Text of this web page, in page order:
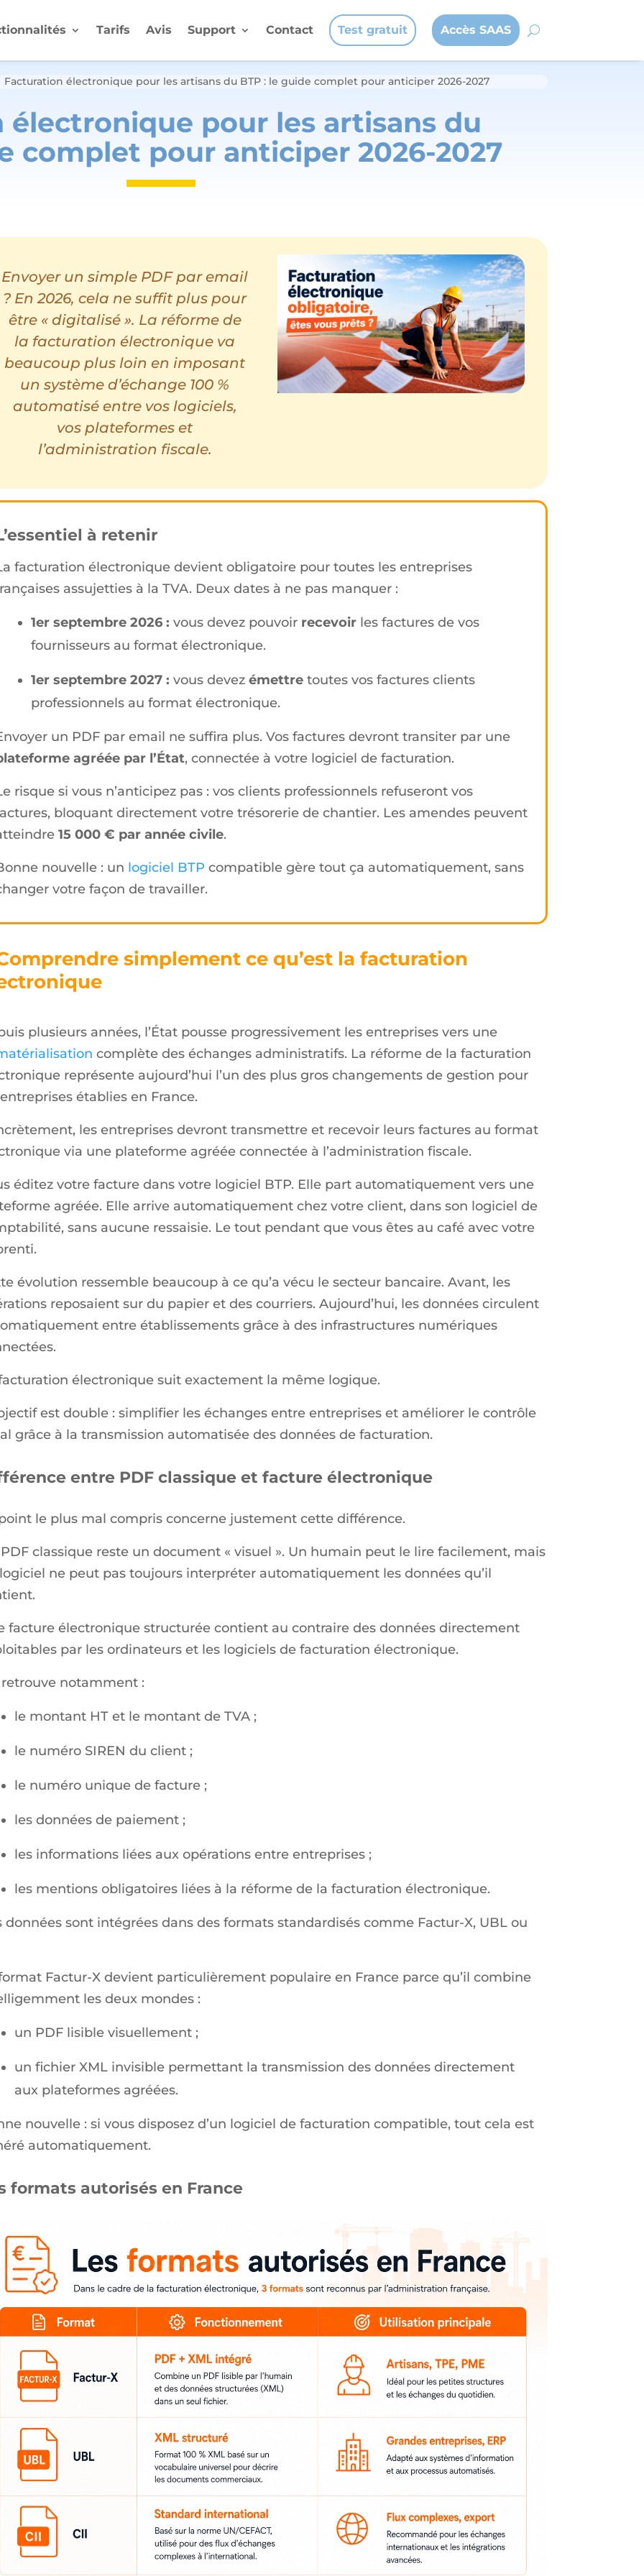
Tarifs Avis Support Contact Test gratuit Accès SAAS
Facturation électronique pour les artisans du BTP : le guide complet pour anticiper 2026-2027
électronique pour les artisans du
complet pour anticiper 2026-2027
Envoyer un simple PDF par email
? En 2026, cela ne suffit plus pour
être « digitalisé ». La réforme de
la facturation électronique va
beaucoup plus loin en imposant
un système d’échange 100 %
automatisé entre vos logiciels,
vos plateformes et
l’administration fiscale.
à retenir
facturation électronique devient obligatoire pour toutes les entreprises
assujetties à la TVA. Deux dates à ne pas manquer :
1er septembre 2026 : vous devez pouvoir recevoirles factures de vos
fournisseurs au format électronique.
1er septembre 2027 : vous devez émettretoutes vos factures clients
professionnels au format électronique.
un PDF par email ne suffira plus. Vos factures devront transiter par une
agréée par l’État, connectée à votre logiciel de facturation.
risque si vous n’anticipez pas : vos clients professionnels refuseront vos
bloquant directement votre trésorerie de chantier. Les amendes peuvent
15 000 € par année civile.
nouvelle : un logiciel BTP compatible gère tout ça automatiquement, sans
votre façon de travailler.
simplement ce qu’est la facturation
plusieurs années, l’État pousse progressivement les entreprises vers une
complète des échanges administratifs. La réforme de la facturation
représente aujourd’hui l’un des plus gros changements de gestion pour
établies en France.
les entreprises devront transmettre et recevoir leurs factures au format
via une plateforme agréée connectée à l’administration fiscale.
éditez votre facture dans votre logiciel BTP. Elle part automatiquement vers une
agréée. Elle arrive automatiquement chez votre client, dans son logiciel de
sans aucune ressaisie. Le tout pendant que vous êtes au café avec votre
évolution ressemble beaucoup à ce qu’a vécu le secteur bancaire. Avant, les
reposaient sur du papier et des courriers. Aujourd’hui, les données circulent
entre établissements grâce à des infrastructures numériques
électronique suit exactement la même logique.
est double : simplifier les échanges entre entreprises et améliorer le contrôle
grâce à la transmission automatisée des données de facturation.
entre PDF classique et facture électronique
le plus mal compris concerne justement cette différence.
classique reste un document « visuel ». Un humain peut le lire facilement, mais
ne peut pas toujours interpréter automatiquement les données qu’il
facture électronique structurée contient au contraire des données directement
par les ordinateurs et les logiciels de facturation électronique.
notamment :
le montant HT et le montant de TVA ;
le numéro SIREN du client ;
le numéro unique de facture ;
les données de paiement ;
les informations liées aux opérations entre entreprises ;
les mentions obligatoires liées à la réforme de la facturation électronique.
données sont intégrées dans des formats standardisés comme Factur-X, UBL ou
Factur-X devient particulièrement populaire en France parce qu’il combine
les deux mondes :
un PDF lisible visuellement ;
un fichier XML invisible permettant la transmission des données directement
aux plateformes agréées.
nouvelle : si vous disposez d’un logiciel de facturation compatible, tout cela est
automatiquement.
formats autorisés en France